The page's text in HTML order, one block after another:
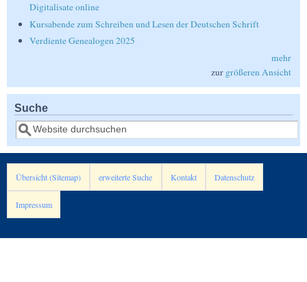
Digitalisate online
Kursabende zum Schreiben und Lesen der Deutschen Schrift
Verdiente Genealogen 2025
mehr
zur größeren Ansicht
Suche
Suche
Übersicht (Sitemap) erweiterte Suche Kontakt Datenschutz
Impressum